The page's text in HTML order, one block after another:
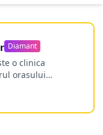
Diamant
o clinica
orasului
de
clinica isi